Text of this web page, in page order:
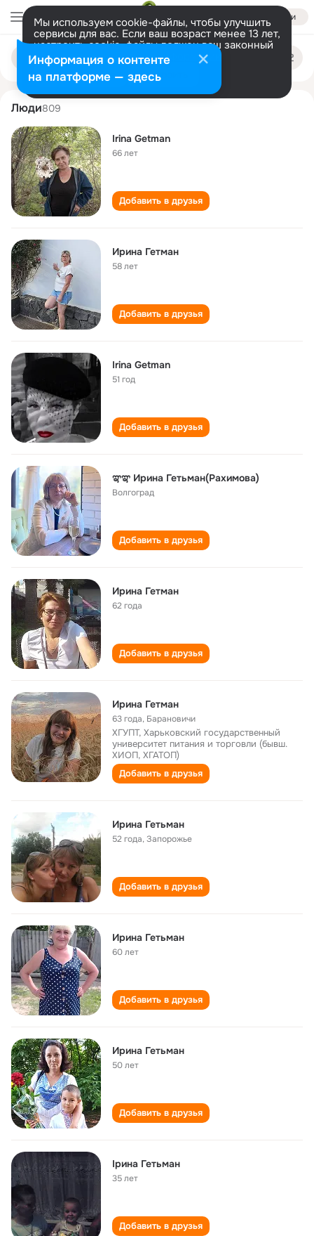
Войти
Мы используем cookie-файлы, чтобы улучшить
сервисы для вас. Если ваш возраст менее 13 лет,
настроить cookie-файлы должен ваш законный
представитель. Больше информации
Разрешить все Настроить
Поиск
людям
irina getman
Люди809
Irina Getman
66 лет
Добавить в друзья
Ирина Гетман
58 лет
Добавить в друзья
Irina Getman
51 год
Добавить в друзья
ಞಞ Ирина Гетьман(Рахимова)
Волгоград
Добавить в друзья
Ирина Гетман
62 года
Добавить в друзья
Ирина Гетман
63 года, Барановичи
ХГУПТ, Харьковский государственный
университет питания и торговли (бывш.
ХИОП, ХГАТОП)
Добавить в друзья
Ирина Гетьман
52 года,Запорожье
Добавить в друзья
Ирина Гетьман
60 лет
Добавить в друзья
Ирина Гетьман
50 лет
Добавить в друзья
Ірина Гетьман
35 лет
Добавить в друзья
Информация о контенте
на платформе — здесь